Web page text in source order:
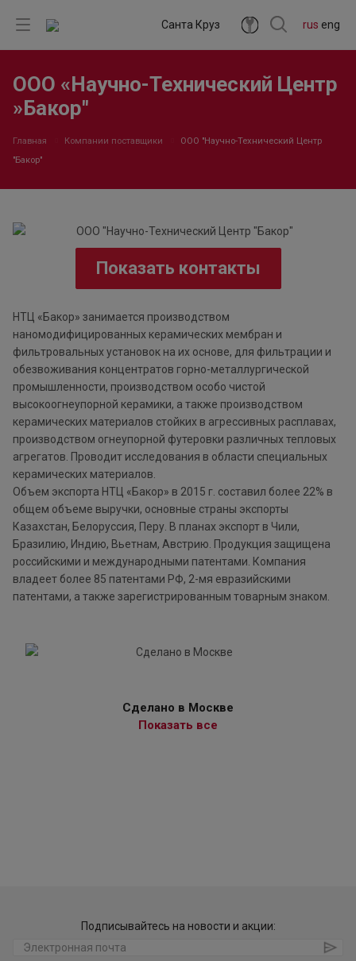
rus eng
Санта Круз
ООО «Научно-Технический Центр
»Бакор"
Главная Компании поставщики
ООО "Научно-Технический Центр
"Бакор"
Показать контакты
НТЦ «Бакор» занимается производством
наномодифицированных керамических мембран и
фильтровальных установок на их основе, для фильтрации и
обезвоживания концентратов горно-металлургической
промышленности, производством особо чистой
высокоогнеупорной керамики, а также производством
керамических материалов стойких в агрессивных расплавах,
производством огнеупорной футеровки различных тепловых
агрегатов. Проводит исследования в области специальных
керамических материалов.
Объем экспорта НТЦ «Бакор» в 2015 г. составил более 22% в
общем объеме выручки, основные страны экспорты
Казахстан, Белоруссия, Перу. В планах экспорт в Чили,
Бразилию, Индию, Вьетнам, Австрию. Продукция защищена
российскими и международными патентами. Компания
владеет более 85 патентами РФ, 2-мя евразийскими
патентами, а также зарегистрированным товарным знаком.
Сделано в Москве
Показать все
Подписывайтесь на новости и акции: